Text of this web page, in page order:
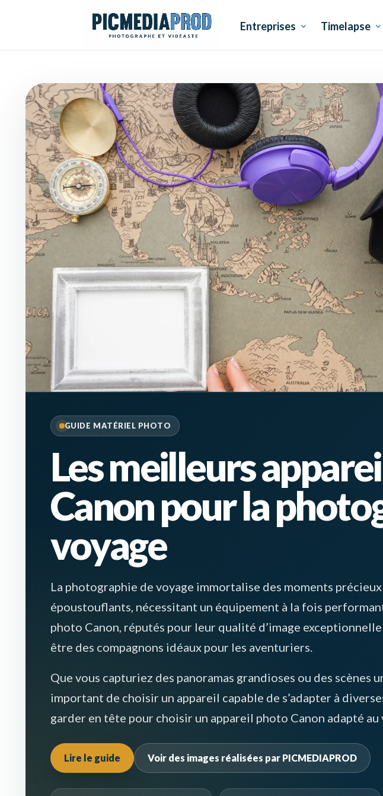
Entreprises Timelapse
GUIDE MATÉRIEL PHOTO
Les meilleurs
Canon pour la
voyage
La photographie de voyage immortalise des moments précieux
époustouflants, nécessitant un équipement à la fois
photo Canon, réputés pour leur qualité d’image
être des compagnons idéaux pour les aventuriers.
Que vous capturiez des panoramas grandioses ou des scènes
important de choisir un appareil capable de s’adapter à
garder en tête pour choisir un appareil photo Canon adapté au
Lire le guide Voir des images réalisées par PICMEDIAPROD